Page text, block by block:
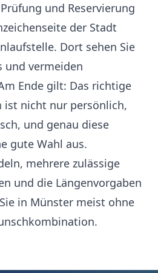
und Reservierung
der Stadt
Dort sehen Sie
und vermeiden
Ende gilt: Das richtige
ist nicht nur persönlich,
und genau diese
gute Wahl aus.
mehrere zulässige
und die Längenvorgaben
in Münster meist ohne